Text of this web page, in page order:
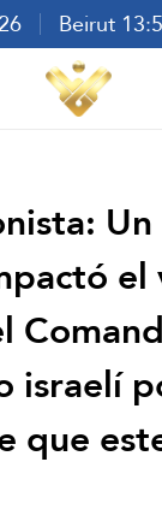
Beirut
ع En
israelí
que